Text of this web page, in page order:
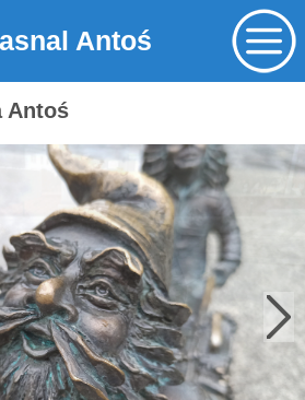
Antoś
Antoś